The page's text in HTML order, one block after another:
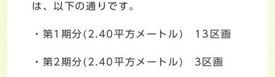
は、以下の通りです。
・第1期分(2.40平方メートル) 13区画
・第2期分(2.40平方メートル) 3区画